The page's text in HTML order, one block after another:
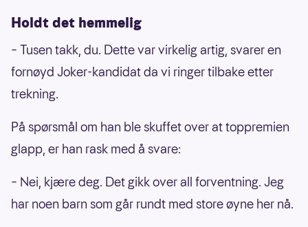
Holdt det hemmelig
– Tusen takk, du. Dette var virkelig artig, svarer en
fornøyd Joker-kandidat da vi ringer tilbake etter
trekning.
På spørsmål om han ble skuffet over at toppremien
glapp, er han rask med å svare:
– Nei, kjære deg. Det gikk over all forventning. Jeg
har noen barn som går rundt med store øyne her nå.